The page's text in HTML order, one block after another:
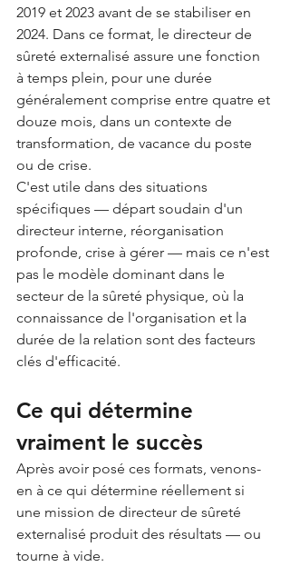
2019 et 2023 avant de se stabiliser en
2024. Dans ce format, le directeur de
sûreté externalisé assure une fonction
à temps plein, pour une durée
généralement comprise entre quatre et
douze mois, dans un contexte de
transformation, de vacance du poste
ou de crise.
C'est utile dans des situations
spécifiques — départ soudain d'un
directeur interne, réorganisation
profonde, crise à gérer — mais ce n'est
pas le modèle dominant dans le
secteur de la sûreté physique, où la
connaissance de l'organisation et la
durée de la relation sont des facteurs
clés d'efficacité.
Ce qui détermine
vraiment le succès
Après avoir posé ces formats, venons-
en à ce qui détermine réellement si
une mission de directeur de sûreté
externalisé produit des résultats — ou
tourne à vide.